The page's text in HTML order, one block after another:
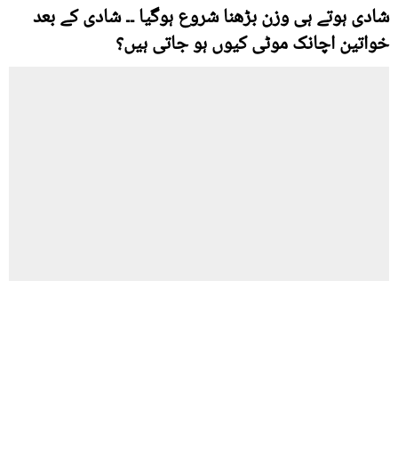
شادی ہوتے ہی وزن بڑھنا شروع ہوگیا ۔۔ شادی کے بعد
خواتین اچانک موٹی کیوں ہو جاتی ہیں؟